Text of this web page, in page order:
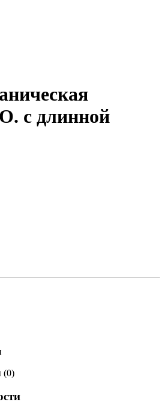
с длинной
(0)